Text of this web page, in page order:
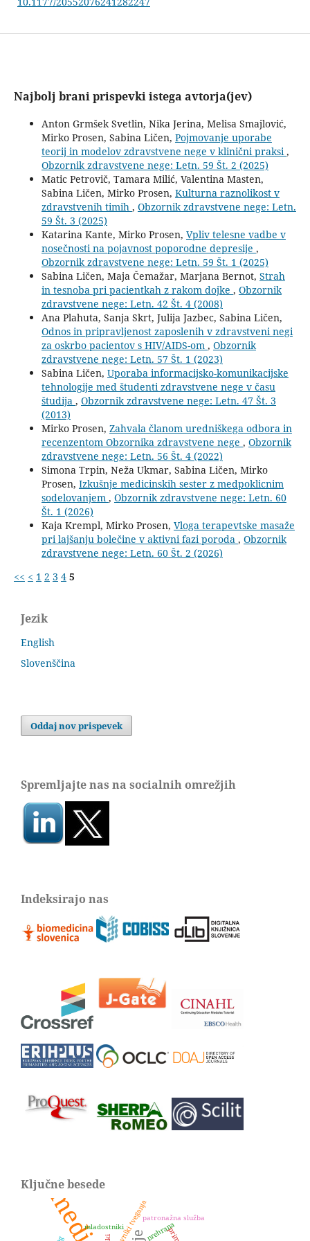
Najbolj brani prispevki istega avtorja(jev)
Anton Grmšek Svetlin, Nika Jerina, Melisa Smajlović,
Mirko Prosen, Sabina Ličen, Pojmovanje uporabe
teorij in modelov zdravstvene nege v klinični praksi ,
Obzornik zdravstvene nege: Letn. 59 Št. 2 (2025)
Matic Petrovič, Tamara Milić, Valentina Masten,
Sabina Ličen, Mirko Prosen, Kulturna raznolikost v
zdravstvenih timih , Obzornik zdravstvene nege: Letn.
59 Št. 3 (2025)
Katarina Kante, Mirko Prosen, Vpliv telesne vadbe v
nosečnosti na pojavnost poporodne depresije ,
Obzornik zdravstvene nege: Letn. 59 Št. 1 (2025)
Sabina Ličen, Maja Čemažar, Marjana Bernot, Strah
in tesnoba pri pacientkah z rakom dojke , Obzornik
zdravstvene nege: Letn. 42 Št. 4 (2008)
Ana Plahuta, Sanja Skrt, Julija Jazbec, Sabina Ličen,
Odnos in pripravljenost zaposlenih v zdravstveni negi
za oskrbo pacientov s HIV/AIDS-om , Obzornik
zdravstvene nege: Letn. 57 Št. 1 (2023)
Sabina Ličen, Uporaba informacijsko-komunikacijske
tehnologije med študenti zdravstvene nege v času
študija , Obzornik zdravstvene nege: Letn. 47 Št. 3
(2013)
Mirko Prosen, Zahvala članom uredniškega odbora in
recenzentom Obzornika zdravstvene nege , Obzornik
zdravstvene nege: Letn. 56 Št. 4 (2022)
Simona Trpin, Neža Ukmar, Sabina Ličen, Mirko
Prosen, Izkušnje medicinskih sester z medpoklicnim
sodelovanjem , Obzornik zdravstvene nege: Letn. 60
Št. 1 (2026)
Kaja Krempl, Mirko Prosen, Vloga terapevtske masaže
pri lajšanju bolečine v aktivni fazi poroda , Obzornik
zdravstvene nege: Letn. 60 Št. 2 (2026)
<< < 1 2 3 4 5
Jezik
English
Slovenščina
Oddaj nov prispevek
Spremljajte nas na socialnih omrežjih
Indeksirajo nas
Ključne besede
prehrana
dejavniki tveganja
mladostniki
patronažna služba